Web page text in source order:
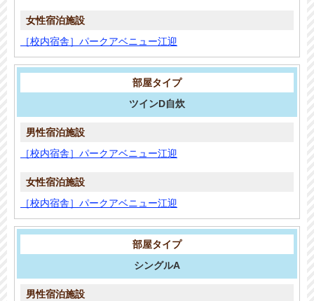
［校内宿舎］パークアベニュー江迎
ツインD自炊
［校内宿舎］パークアベニュー江迎
［校内宿舎］パークアベニュー江迎
シングルA